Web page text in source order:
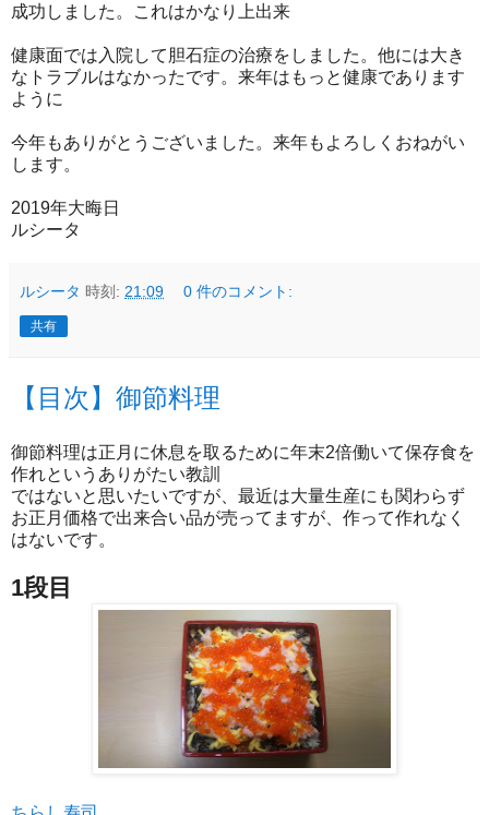
成功しました。これはかなり上出来
健康面では入院して胆石症の治療をしました。他には大き
なトラブルはなかったです。来年はもっと健康であります
ように
今年もありがとうございました。来年もよろしくおねがい
します。
2019年大晦日
ルシータ
ルシータ 時刻: 21:09 0 件のコメント:
共有
【目次】御節料理
御節料理は正月に休息を取るために年末2倍働いて保存食を
作れというありがたい教訓
ではないと思いたいですが、最近は大量生産にも関わらず
お正月価格で出来合い品が売ってますが、作って作れなく
はないです。
1段目